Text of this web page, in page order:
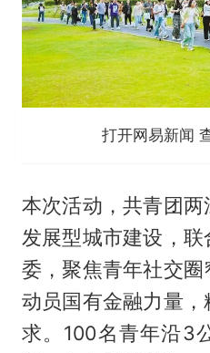
打开网易新闻
本次活动，共青团
发展型城市建设，
委，聚焦青年社交圈
动员国有金融力量
求。100名青年沿3